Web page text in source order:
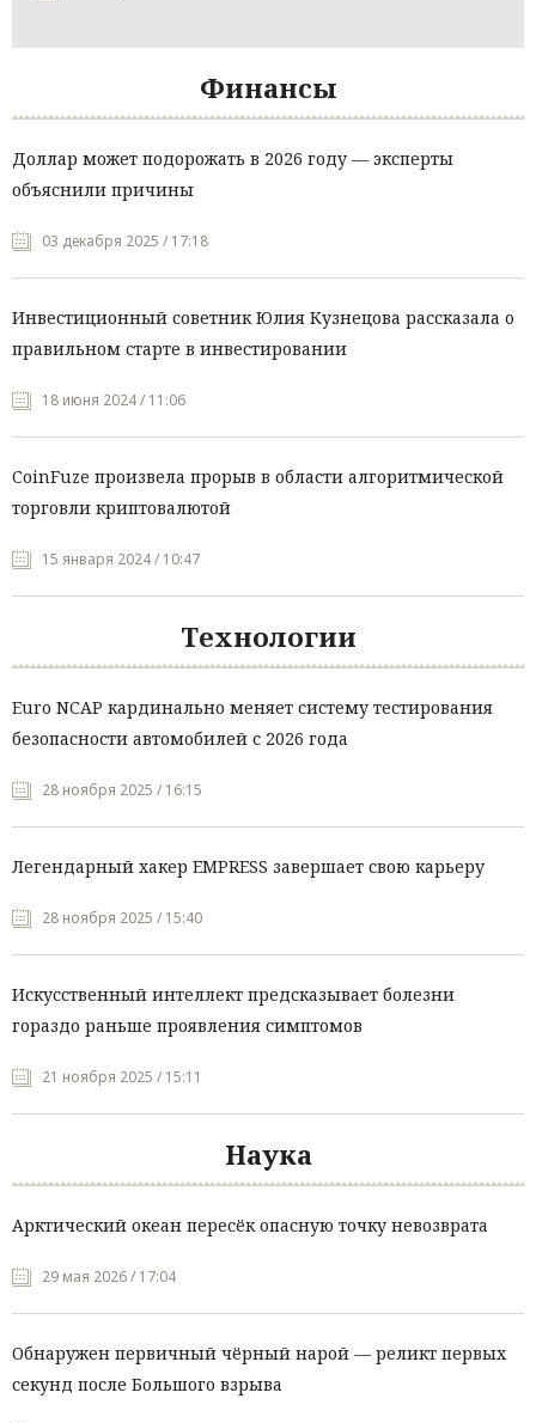
Финансы
Доллар может подорожать в 2026 году — эксперты
объяснили причины
03 декабря 2025 / 17:18
Инвестиционный советник Юлия Кузнецова рассказала о
правильном старте в инвестировании
18 июня 2024 / 11:06
CoinFuze произвела прорыв в области алгоритмической
торговли криптовалютой
15 января 2024 / 10:47
Технологии
Euro NCAP кардинально меняет систему тестирования
безопасности автомобилей с 2026 года
28 ноября 2025 / 16:15
Легендарный хакер EMPRESS завершает свою карьеру
28 ноября 2025 / 15:40
Искусственный интеллект предсказывает болезни
гораздо раньше проявления симптомов
21 ноября 2025 / 15:11
Наука
Арктический океан пересёк опасную точку невозврата
29 мая 2026 / 17:04
Обнаружен первичный чёрный нарой — реликт первых
секунд после Большого взрыва